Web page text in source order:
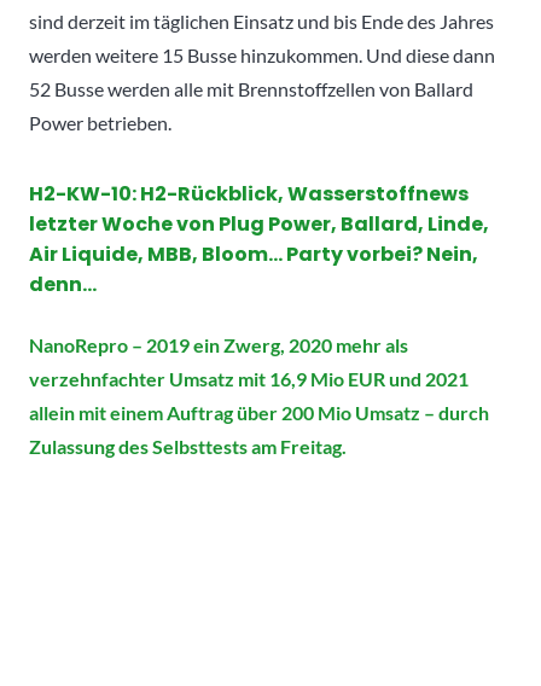
sind derzeit im täglichen Einsatz und bis Ende des Jahres
werden weitere 15 Busse hinzukommen. Und diese dann
52 Busse werden alle mit Brennstoffzellen von Ballard
Power betrieben.
H2-KW-10:H2-Rückblick, Wasserstoffnews
letzter Woche von Plug Power, Ballard, Linde,
Air Liquide, MBB, Bloom… Party vorbei? Nein,
denn…
NanoRepro – 2019 ein Zwerg, 2020 mehr als
verzehnfachter Umsatz mit 16,9 Mio EUR und 2021
allein mit einem Auftrag über 200 Mio Umsatz – durch
Zulassung des Selbsttests am Freitag.